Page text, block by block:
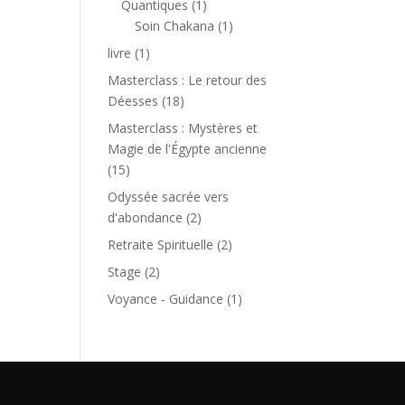
Quantiques 1 1
produit
Soin Chakana 1 1
livre 1 1
produit
Masterclass : Le retour des
Déesses 1818
produits
Masterclass : Mystères et
Magie de l'Égypte ancienne
1515
produits
Odyssée sacrée vers
d'abondance 22
produits
Retraite Spirituelle 22
Stage 22
produits
Voyance - Guidance 1 1